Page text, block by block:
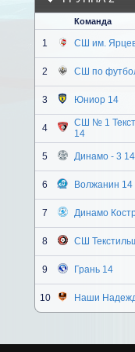
Команда
1 СШ им.
2 СШ по
3 Юниор 14
4
СШ № 1
14
5 Динамо - 3 14
6 Волжанин 14
7 Динамо
8 СШ
9 Грань 14
10 Наши